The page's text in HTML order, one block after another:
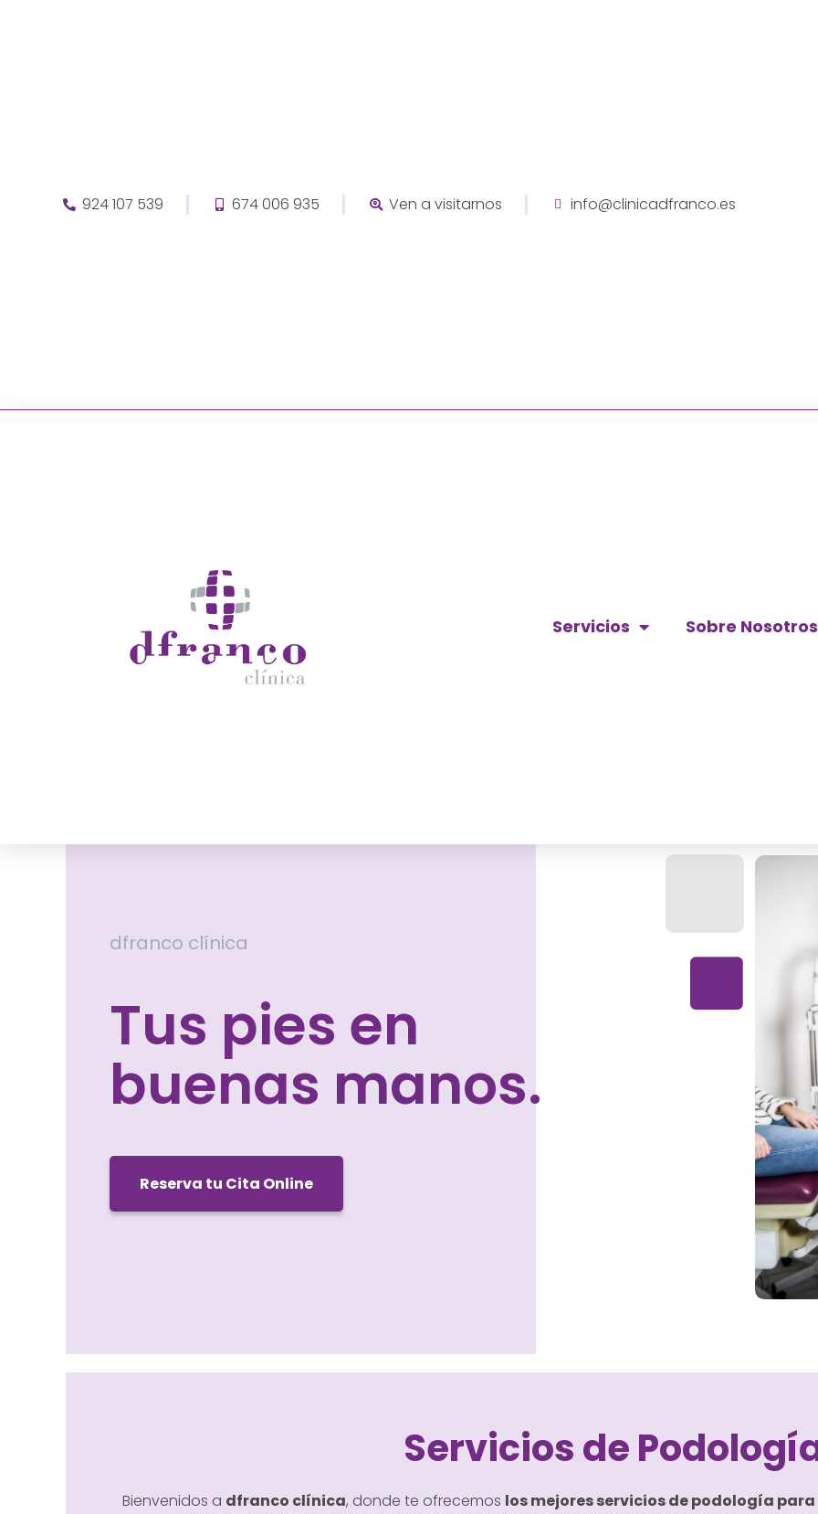
924 107 539 674 006 935 Ven a visitarnos info@clinicadfranco.es
Servicios Sobre Nosotros
dfranco clínica
Tus pies en
buenas manos.
Reserva tu Cita Online
Servicios de
Bienvenidos a dfranco clínica, donde te ofrecemos los mejores servicios de podología